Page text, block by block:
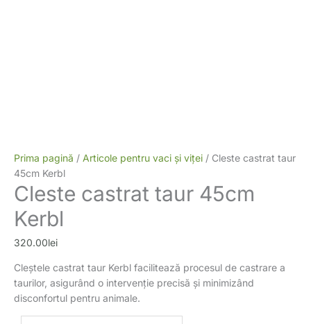
Prima pagină / Articole pentru vaci și viței / Cleste castrat taur
45cm Kerbl
Cleste castrat taur 45cm
Kerbl
320.00lei
Cleștele castrat taur Kerbl facilitează procesul de castrare a
taurilor, asigurând o intervenție precisă și minimizând
disconfortul pentru animale.